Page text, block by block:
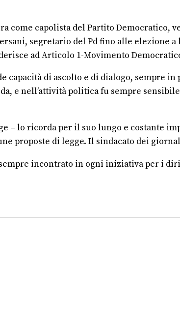
come capolista del Partito Democratico,
segretario del Pd fino alle elezione
ad Articolo 1-Movimento
capacità di ascolto e di dialogo, sempre
e nell’attività politica fu sempre
– lo ricorda per il suo lungo e costante
proposte di legge. Il sindacato dei
incontrato in ogni iniziativa per i